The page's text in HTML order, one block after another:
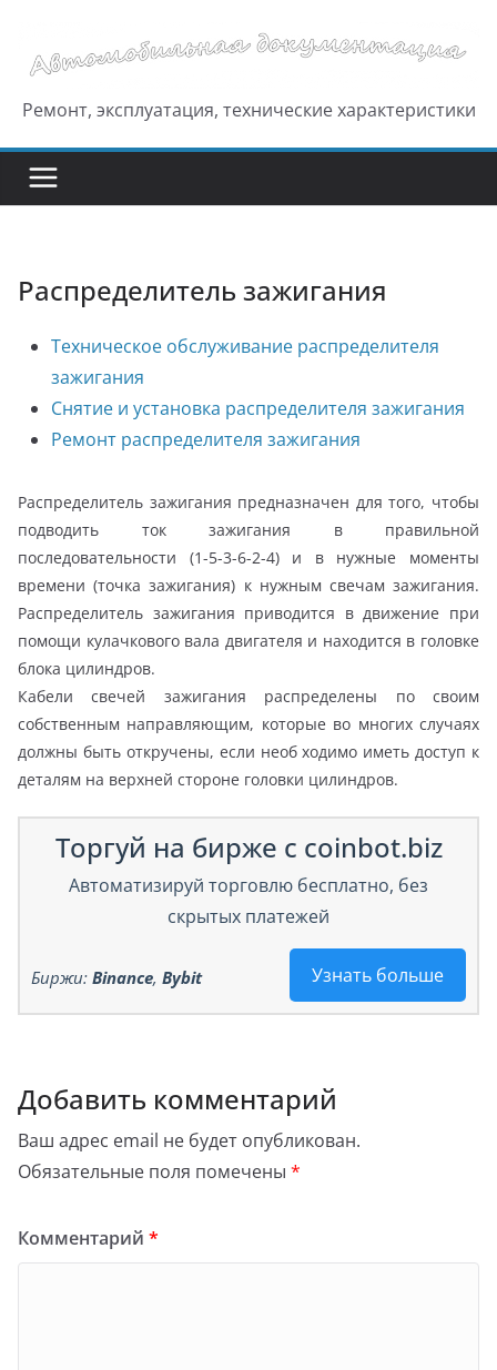
содержимому
Ремонт, эксплуатация, технические характеристики
Распределитель зажигания
Техническое обслуживание распределителя
зажигания
Снятие и установка распределителя зажигания
Ремонт распределителя зажигания
Распределитель зажигания предназначен для того, чтобы
подводить ток зажигания в правильной
последовательности (1-5-3-6-2-4) и в нужные моменты
времени (точка зажигания) к нужным свечам зажигания.
Распределитель зажигания приводится в движение при
помощи кулачкового вала двигателя и находится в головке
блока цилиндров.
Кабели свечей зажигания распределены по своим
собственным направляющим, которые во многих случаях
должны быть откручены, если необ ходимо иметь доступ к
деталям на верхней стороне головки цилиндров.
Торгуй на бирже с coinbot.biz
Автоматизируй торговлю бесплатно, без
скрытых платежей
Узнать больше
Биржи: Binance, Bybit
Добавить комментарий
Ваш адрес email не будет опубликован.
Обязательные поля помечены *
Комментарий *